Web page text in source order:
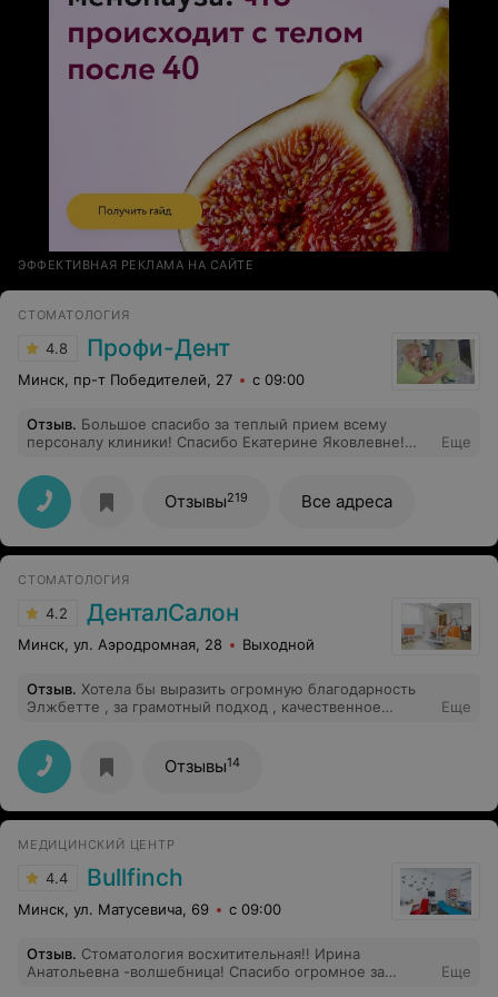
ЭФФЕКТИВНАЯ РЕКЛАМА НА САЙТЕ
СТОМАТОЛОГИЯ
4.8 Профи-Дент
Минск, пр-т Победителей, 27 с 09:00
Отзыв. Большое спасибо за теплый прием всему
персоналу клиники! Спасибо Екатерине Яковлевне!
Еще
Отзывы219 Все адреса
СТОМАТОЛОГИЯ
4.2 ДенталСалон
Минск, ул. Аэродромная, 28 Выходной
Отзыв. Хотела бы выразить огромную благодарность
Элжбетте , за грамотный подход , качественное
, и буду еще и еще приходить на лечение к этому
специалисту . Рекомендую
Еще
Отзывы14
МЕДИЦИНСКИЙ ЦЕНТР
4.4 Bullfinch
Минск, ул. Матусевича, 69 с 09:00
Отзыв. Стоматология восхитительная!! Ирина
Анатольевна -волшебница! Спасибо огромное за
Еще